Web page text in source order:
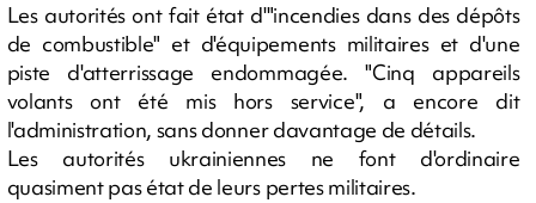
Les autorités ont fait état d'"incendies dans des dépôts
de combustible" et d'équipements militaires et d'une
piste d'atterrissage endommagée. "Cinq appareils
volants ont été mis hors service", a encore dit
l'administration, sans donner davantage de détails.
Les autorités ukrainiennes ne font d'ordinaire
quasiment pas état de leurs pertes militaires.